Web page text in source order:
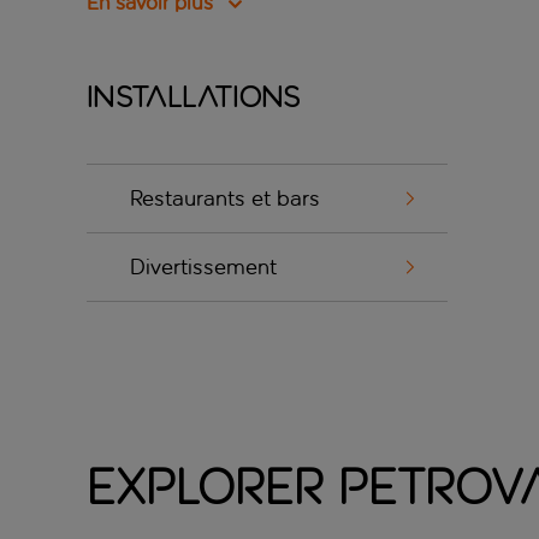
Installations
Restaurants et bars
Divertissement
Explorer